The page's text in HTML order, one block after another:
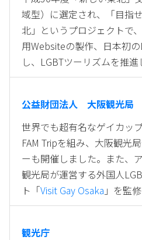
域型）に選定され、「目指
北」というプロジェクトで
用Websiteの製作、日本初
し、LGBTツーリズムを推進
公益財団法人 大阪観光局
世界でも超有名なゲイカッ
FAM Tripを組み、大阪観光
ーも開催しました。また、
観光局が運営する外国人
ト「Visit Gay Osaka 」を監
観光庁